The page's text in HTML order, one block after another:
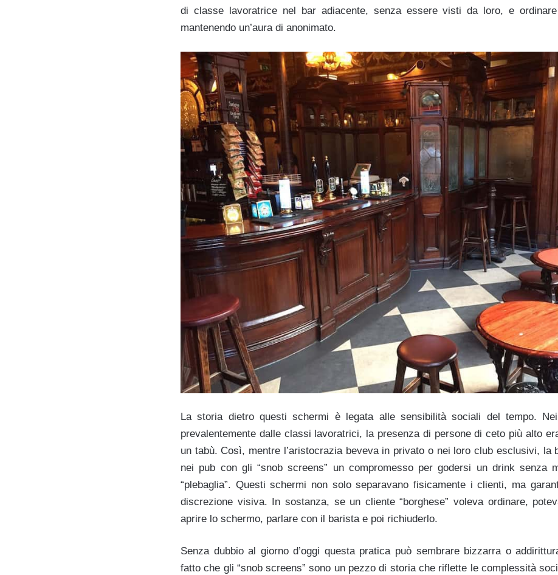
di classe lavoratrice nel bar adiacente, senza essere visti da loro, e
mantenendo un’aura di anonimato.
La storia dietro questi schermi è legata alle sensibilità sociali del tempo.
prevalentemente dalle classi lavoratrici, la presenza di persone di ceto più alto
un tabù. Così, mentre l’aristocrazia beveva in privato o nei loro club esclusivi, la
nei pub con gli “snob screens” un compromesso per godersi un drink senza
“plebaglia”. Questi schermi non solo separavano fisicamente i clienti, ma
discrezione visiva. In sostanza, se un cliente “borghese” voleva ordinare,
aprire lo schermo, parlare con il barista e poi richiuderlo.
Senza dubbio al giorno d’oggi questa pratica può sembrare bizzarra o
fatto che gli “snob screens” sono un pezzo di storia che riflette le complessità